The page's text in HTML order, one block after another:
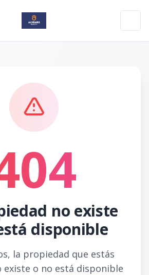
no existe
disponible
la propiedad que estás
existe o no está disponible